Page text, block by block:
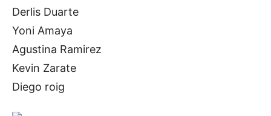
Derlis Duarte
Yoni Amaya
Agustina Ramirez
Kevin Zarate
Diego roig